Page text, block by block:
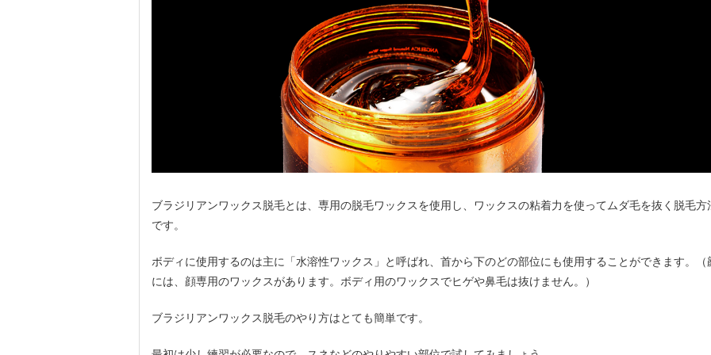
ブラジリアンワックス脱毛とは、専用の脱毛ワックスを使用し、ワックスの粘着力を使ってムダ毛を抜く脱毛方
です。
ボディに使用するのは主に「水溶性ワックス」と呼ばれ、首から下のどの部位にも使用することができます。（
には、顔専用のワックスがあります。ボディ用のワックスでヒゲや鼻毛は抜けません。）
ブラジリアンワックス脱毛のやり方はとても簡単です。